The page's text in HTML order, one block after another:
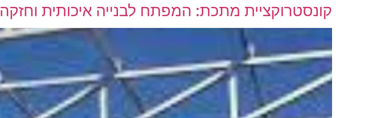
קונסטרוקציית מתכת: המפתח לבנייה איכותית וחזקה